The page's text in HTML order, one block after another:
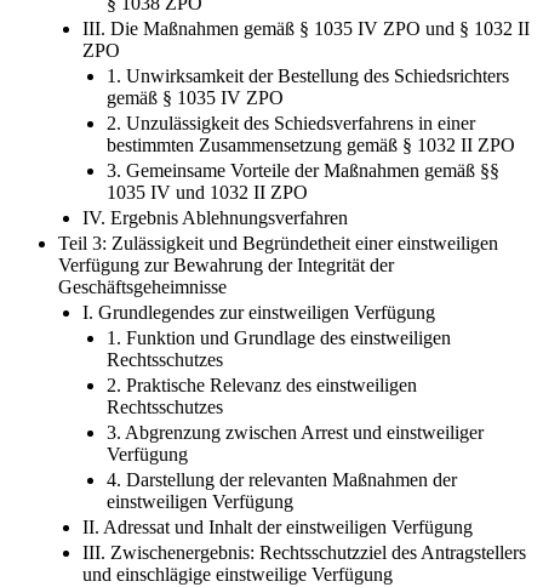
III. Die Maßnahmen gemäß § 1035 IV ZPO und § 1032 II
ZPO
1. Unwirksamkeit der Bestellung des Schiedsrichters
gemäß § 1035 IV ZPO
2. Unzulässigkeit des Schiedsverfahrens in einer
bestimmten Zusammensetzung gemäß § 1032 II ZPO
3. Gemeinsame Vorteile der Maßnahmen gemäß §§
1035 IV und 1032 II ZPO
IV. Ergebnis Ablehnungsverfahren
Teil 3: Zulässigkeit und Begründetheit einer einstweiligen
Verfügung zur Bewahrung der Integrität der
Geschäftsgeheimnisse
I. Grundlegendes zur einstweiligen Verfügung
1. Funktion und Grundlage des einstweiligen
Rechtsschutzes
2. Praktische Relevanz des einstweiligen
Rechtsschutzes
3. Abgrenzung zwischen Arrest und einstweiliger
Verfügung
4. Darstellung der relevanten Maßnahmen der
einstweiligen Verfügung
II. Adressat und Inhalt der einstweiligen Verfügung
III. Zwischenergebnis: Rechtsschutzziel des Antragstellers
und einschlägige einstweilige Verfügung